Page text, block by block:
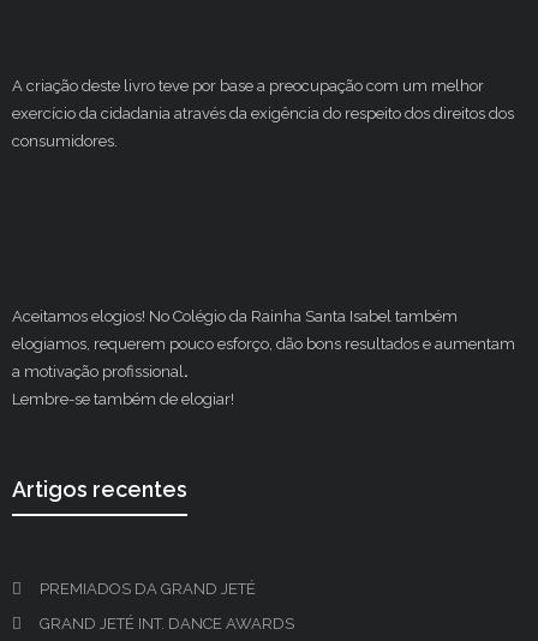
A criação deste livro teve por base a preocupação com um melhor
exercício da cidadania através da exigência do respeito dos direitos dos
consumidores.
Aceitamos elogios! No Colégio da Rainha Santa Isabel também
elogiamos, requerem pouco esforço, dão bons resultados e aumentam
a motivação profissional.
Lembre-se também de elogiar!
Artigos recentes
PREMIADOS DA GRAND JETÉ
GRAND JETÉ INT. DANCE AWARDS